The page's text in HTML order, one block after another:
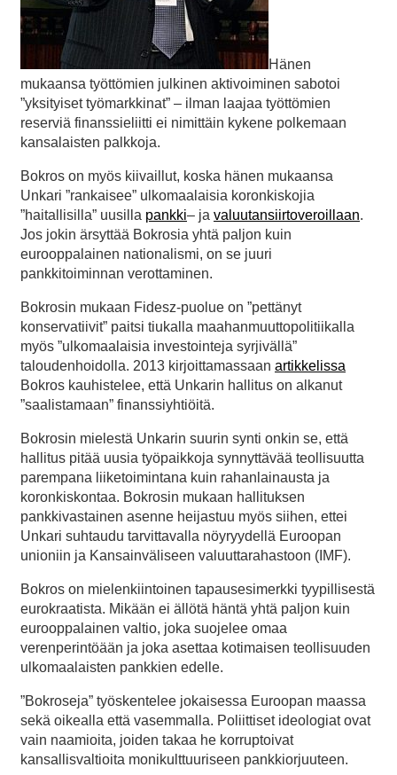
Hänen
mukaansa työttömien julkinen aktivoiminen sabotoi
”yksityiset työmarkkinat” – ilman laajaa työttömien
reserviä finanssieliitti ei nimittäin kykene polkemaan
kansalaisten palkkoja.
Bokros on myös kiivaillut, koska hänen mukaansa
Unkari ”rankaisee” ulkomaalaisia koronkiskojia
”haitallisilla” uusilla pankki– ja valuutansiirtoveroillaan.
Jos jokin ärsyttää Bokrosia yhtä paljon kuin
eurooppalainen nationalismi, on se juuri
pankkitoiminnan verottaminen.
Bokrosin mukaan Fidesz-puolue on ”pettänyt
konservatiivit” paitsi tiukalla maahanmuuttopolitiikalla
myös ”ulkomaalaisia investointeja syrjivällä”
taloudenhoidolla. 2013 kirjoittamassaan artikkelissa
Bokros kauhistelee, että Unkarin hallitus on alkanut
”saalistamaan” finanssiyhtiöitä.
Bokrosin mielestä Unkarin suurin synti onkin se, että
hallitus pitää uusia työpaikkoja synnyttävää teollisuutta
parempana liiketoimintana kuin rahanlainausta ja
koronkiskontaa. Bokrosin mukaan hallituksen
pankkivastainen asenne heijastuu myös siihen, ettei
Unkari suhtaudu tarvittavalla nöyryydellä Euroopan
unioniin ja Kansainväliseen valuuttarahastoon (IMF).
Bokros on mielenkiintoinen tapausesimerkki tyypillisestä
eurokraatista. Mikään ei ällötä häntä yhtä paljon kuin
eurooppalainen valtio, joka suojelee omaa
verenperintöään ja joka asettaa kotimaisen teollisuuden
ulkomaalaisten pankkien edelle.
”Bokroseja” työskentelee jokaisessa Euroopan maassa
sekä oikealla että vasemmalla. Poliittiset ideologiat ovat
vain naamioita, joiden takaa he korruptoivat
kansallisvaltioita monikulttuuriseen pankkiorjuuteen.